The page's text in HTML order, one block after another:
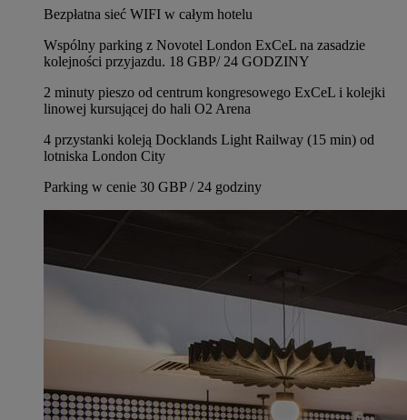
Bezpłatna sieć WIFI w całym hotelu
Wspólny parking z Novotel London ExCeL na zasadzie
kolejności przyjazdu. 18 GBP/ 24 GODZINY
2 minuty pieszo od centrum kongresowego ExCeL i kolejki
linowej kursującej do hali O2 Arena
4 przystanki koleją Docklands Light Railway (15 min) od
lotniska London City
Parking w cenie 30 GBP / 24 godziny